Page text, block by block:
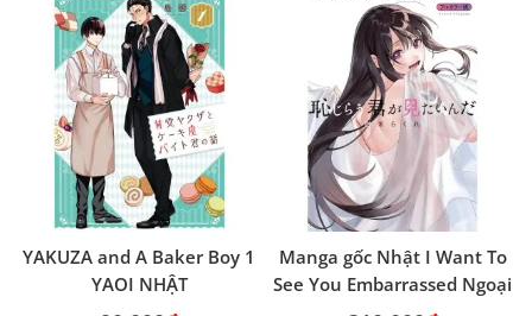
YAKUZA and A Baker Boy 1
YAOI NHẬT
Manga gốc Nhật I Want To
See You Embarrassed Ngoại
Truyện vol 1